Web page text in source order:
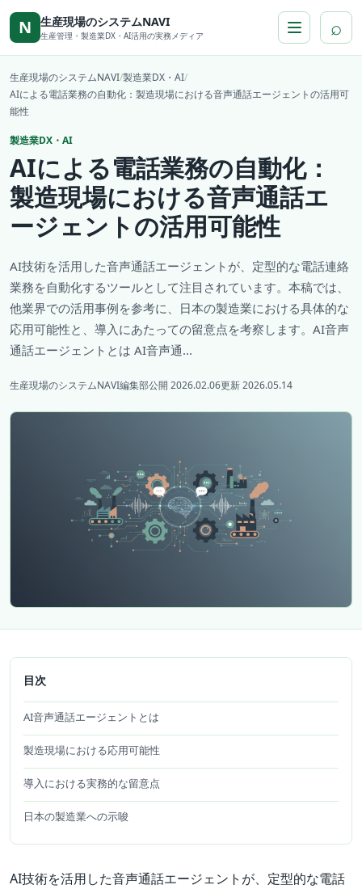
本文へ移動
N 生産現場のシステムNAVI
生産管理・製造業DX・AI活用の実務メディア ⌕
生産現場のシステムNAVI/製造業DX・AI/
AIによる電話業務の自動化：製造現場における音声通話エージェントの活用可
能性
製造業DX・AI
AIによる電話業務の自動化：
製造現場における音声通話エ
ージェントの活用可能性
AI技術を活用した音声通話エージェントが、定型的な電話連絡
業務を自動化するツールとして注目されています。本稿では、
他業界での活用事例を参考に、日本の製造業における具体的な
応用可能性と、導入にあたっての留意点を考察します。AI音声
通話エージェントとは AI音声通...
生産現場のシステムNAVI編集部公開 2026.02.06更新 2026.05.14
目次
AI音声通話エージェントとは
製造現場における応用可能性
導入における実務的な留意点
日本の製造業への示唆
AI技術を活用した音声通話エージェントが、定型的な電話